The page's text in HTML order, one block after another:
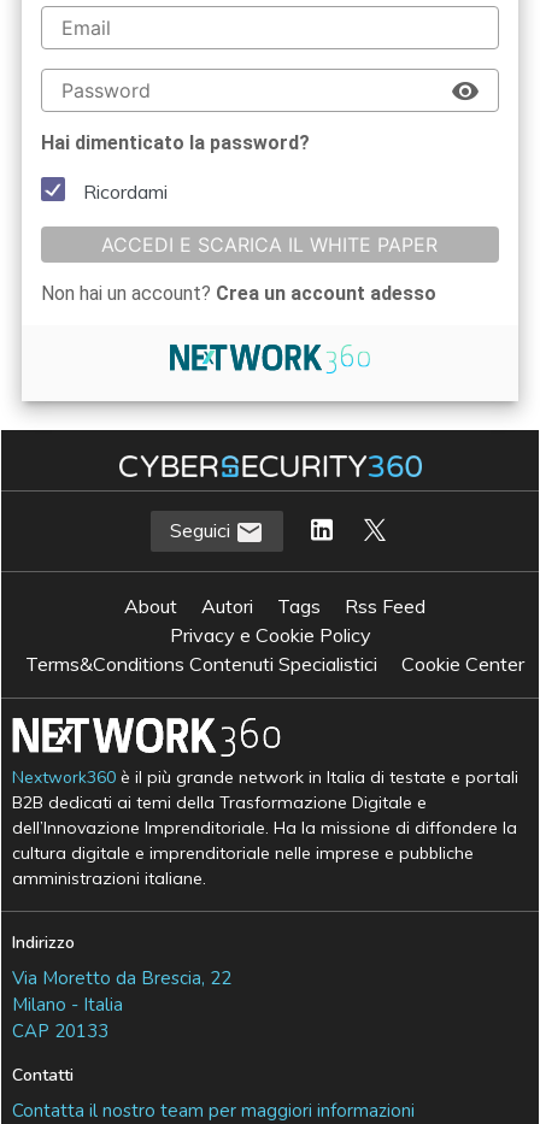
Hai dimenticato la password?
Ricordami
ACCEDI E SCARICA IL WHITE PAPER
Non hai un account? Crea un account adesso
Seguici
About Autori Tags
Rss Feed
Privacy e Cookie Policy
Terms&Conditions Contenuti Specialistici
Cookie Center
Nextwork360 è il più grande network in Italia di testate e portali
B2B dedicati ai temi della Trasformazione Digitale e
dell’Innovazione Imprenditoriale. Ha la missione di diffondere la
cultura digitale e imprenditoriale nelle imprese e pubbliche
amministrazioni italiane.
Indirizzo
Via Moretto da Brescia, 22
Milano - Italia
CAP 20133
Contatti
Contatta il nostro team per maggiori informazioni